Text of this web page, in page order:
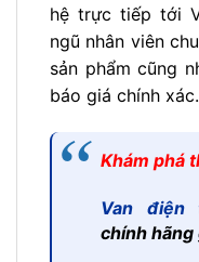
hệ trực tiếp tới
ngũ nhân viên
sản phẩm cũng
báo giá chính xác.
Khám phá
Van điện
chính hãng